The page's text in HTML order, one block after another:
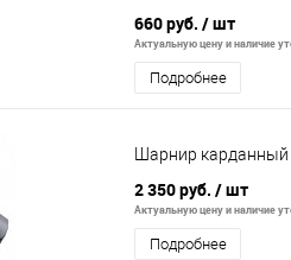
660 руб. / шт
Актуальную цену и наличие
Подробнее
Шарнир карданный
2 350 руб. / шт
Актуальную цену и наличие
Подробнее